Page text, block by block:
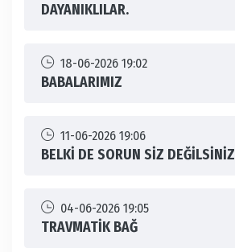
DAYANIKLILAR.
18-06-2026 19:02
BABALARIMIZ
11-06-2026 19:06
BELKİ DE SORUN SİZ DEĞİLSİNİZ
04-06-2026 19:05
TRAVMATİK BAĞ